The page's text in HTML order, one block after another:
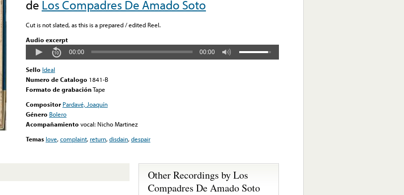
de Los Compadres De Amado Soto
Cut is not slated, as this is a prepared / edited Reel.
Audio excerpt
00:00 00:00
Sello Ideal
Numero de Catalogo 1841-B
Formato de grabaciónTape
Compositor Pardavé, Joaquín
Género Bolero
Acompañamiento vocal: Nicho Martinez
Temas love,complaint, return,disdain,despair
Other Recordings by Los
Compadres De Amado Soto